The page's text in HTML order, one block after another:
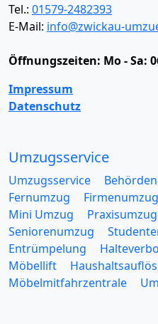
Tel.: 01579-2482393
E-Mail: info@zwickau-
Öffnungszeiten: Mo - Sa:
Impressum
Datenschutz
Umzugsservice
Umzugsservice
Fernumzug
Firmenumzug
Mini Umzug
Praxisumzug
Seniorenumzug
Entrümpelung
Möbellift
Möbelmitfahrzentrale